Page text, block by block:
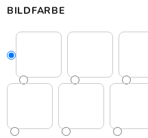
BILDFARBE